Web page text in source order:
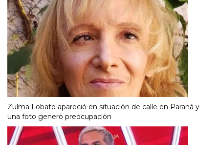
Zulma Lobato apareció en situación de calle en Paraná y
una foto generó preocupación